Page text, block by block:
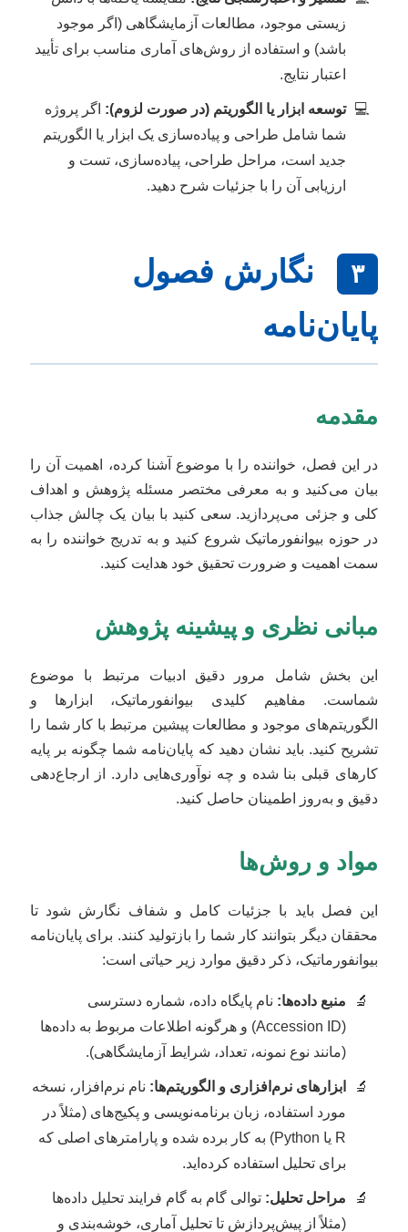
زیستی موجود، مطالعات آزمایشگاهی (اگر موجود
باشد) و استفاده از روش‌های آماری مناسب برای تأیید
اعتبار نتایج.
توسعه ابزار یا الگوریتم (در صورت لزوم): اگر پروژه
شما شامل طراحی و پیاده‌سازی یک ابزار یا الگوریتم
جدید است، مراحل طراحی، پیاده‌سازی، تست و
ارزیابی آن را با جزئیات شرح دهید.
۳
نگارش فصول
پایان‌نامه
مقدمه
در این فصل، خواننده را با موضوع آشنا کرده، اهمیت آن را
بیان می‌کنید و به معرفی مختصر مسئله پژوهش و اهداف
کلی و جزئی می‌پردازید. سعی کنید با بیان یک چالش جذاب
در حوزه بیوانفورماتیک شروع کنید و به تدریج خواننده را به
سمت اهمیت و ضرورت تحقیق خود هدایت کنید.
مبانی نظری و پیشینه پژوهش
این بخش شامل مرور دقیق ادبیات مرتبط با موضوع
شماست. مفاهیم کلیدی بیوانفورماتیک، ابزارها و
الگوریتم‌های موجود و مطالعات پیشین مرتبط با کار شما را
تشریح کنید. باید نشان دهید که پایان‌نامه شما چگونه بر پایه
کارهای قبلی بنا شده و چه نوآوری‌هایی دارد. از ارجاع‌دهی
دقیق و به‌روز اطمینان حاصل کنید.
مواد و روش‌ها
این فصل باید با جزئیات کامل و شفاف نگارش شود تا
محققان دیگر بتوانند کار شما را بازتولید کنند. برای پایان‌نامه
بیوانفورماتیک، ذکر دقیق موارد زیر حیاتی است:
منبع داده‌ها: نام پایگاه داده، شماره دسترسی
(Accession ID) و هرگونه اطلاعات مربوط به داده‌ها
(مانند نوع نمونه، تعداد، شرایط آزمایشگاهی).
ابزارهای نرم‌افزاری و الگوریتم‌ها: نام نرم‌افزار، نسخه
مورد استفاده، زبان برنامه‌نویسی و پکیج‌های (مثلاً در
R یا Python) به کار برده شده و پارامترهای اصلی که
برای تحلیل استفاده کرده‌اید.
مراحل تحلیل: توالی گام به گام فرایند تحلیل داده‌ها
(مثلاً از پیش‌پردازش تا تحلیل آماری، خوشه‌بندی و